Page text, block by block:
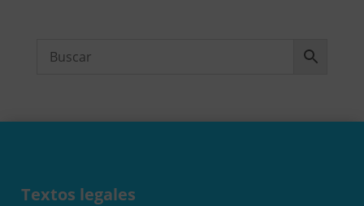
Textos legales